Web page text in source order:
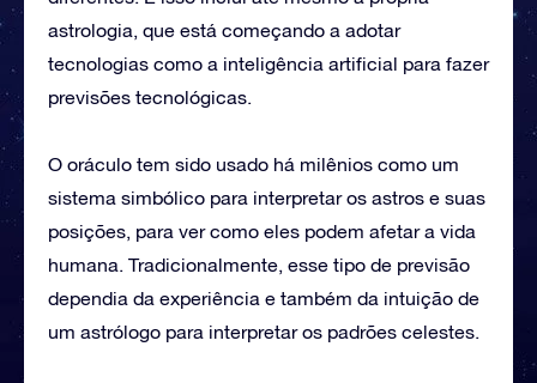
astrologia, que está começando a adotar
tecnologias como a inteligência artificial para fazer
previsões tecnológicas.
O oráculo tem sido usado há milênios como um
sistema simbólico para interpretar os astros e suas
posições, para ver como eles podem afetar a vida
humana. Tradicionalmente, esse tipo de previsão
dependia da experiência e também da intuição de
um astrólogo para interpretar os padrões celestes.